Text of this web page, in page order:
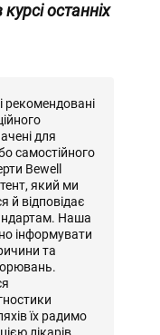
останніх
рекомендовані
для
самостійного
Bewell
який ми
й відповідає
Наша
інформувати
та
їх радимо